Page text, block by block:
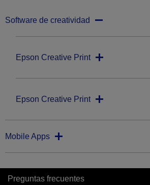
Software de creatividad
Epson Creative Print
Epson Creative Print
Mobile Apps
Preguntas frecuentes